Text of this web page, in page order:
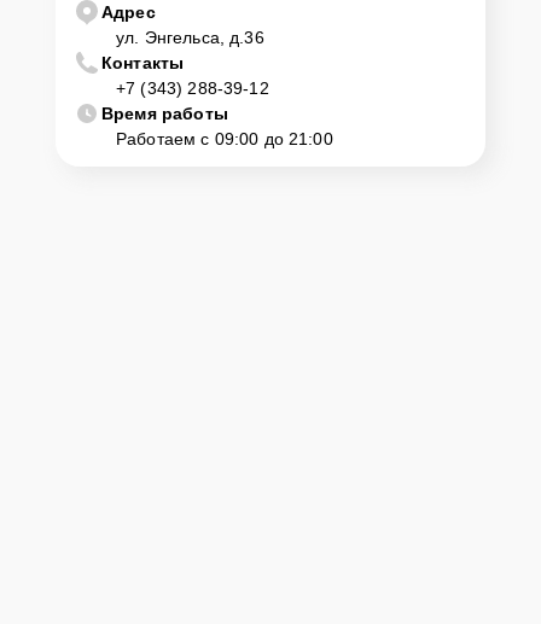
Адрес
ул. Энгельса, д.36
Контакты
+7 (343) 288-39-12
Время работы
Работаем с 09:00 до 21:00